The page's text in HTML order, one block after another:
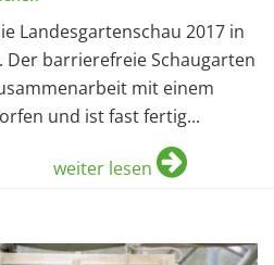
Landesgartenschau 2017 in
barrierefreie Schaugarten
mit einem
und ist fast fertig...
weiter lesen